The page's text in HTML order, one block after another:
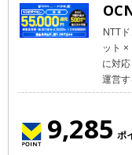
NTT
ット
に対
運営
9,285 ポ